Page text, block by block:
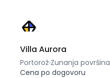
Villa Aurora
Portorož Zunanja površina
Cena po dogovoru